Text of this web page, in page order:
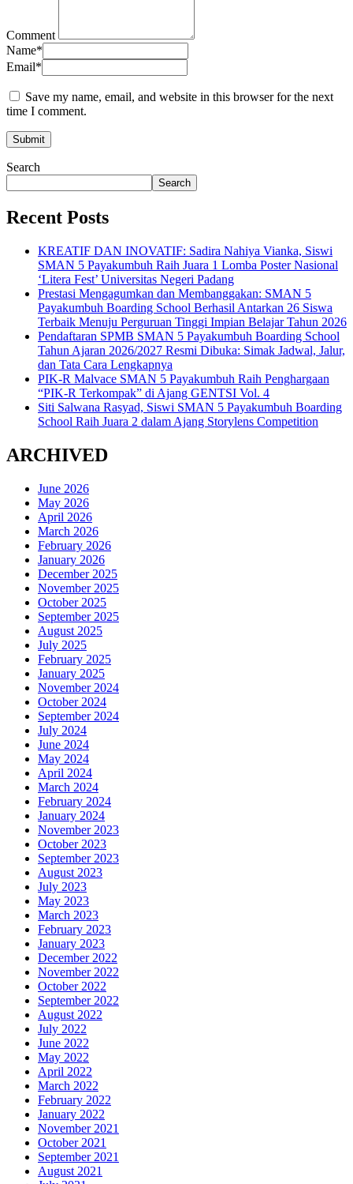
Comment
Name*
Email*
Save my name, email, and website in this browser for the next
time I comment.
Search
Search
Recent Posts
KREATIF DAN INOVATIF: Sadira Nahiya Vianka, Siswi
SMAN 5 Payakumbuh Raih Juara 1 Lomba Poster Nasional
‘Litera Fest’ Universitas Negeri Padang
Prestasi Mengagumkan dan Membanggakan: SMAN 5
Payakumbuh Boarding School Berhasil Antarkan 26 Siswa
Terbaik Menuju Perguruan Tinggi Impian Belajar Tahun 2026
Pendaftaran SPMB SMAN 5 Payakumbuh Boarding School
Tahun Ajaran 2026/2027 Resmi Dibuka: Simak Jadwal, Jalur,
dan Tata Cara Lengkapnya
PIK-R Malvace SMAN 5 Payakumbuh Raih Penghargaan
“PIK-R Terkompak” di Ajang GENTSI Vol. 4
Siti Salwana Rasyad, Siswi SMAN 5 Payakumbuh Boarding
School Raih Juara 2 dalam Ajang Storylens Competition
ARCHIVED
June 2026
May 2026
April 2026
March 2026
February 2026
January 2026
December 2025
November 2025
October 2025
September 2025
August 2025
July 2025
February 2025
January 2025
November 2024
October 2024
September 2024
July 2024
June 2024
May 2024
April 2024
March 2024
February 2024
January 2024
November 2023
October 2023
September 2023
August 2023
July 2023
May 2023
March 2023
February 2023
January 2023
December 2022
November 2022
October 2022
September 2022
August 2022
July 2022
June 2022
May 2022
April 2022
March 2022
February 2022
January 2022
November 2021
October 2021
September 2021
August 2021